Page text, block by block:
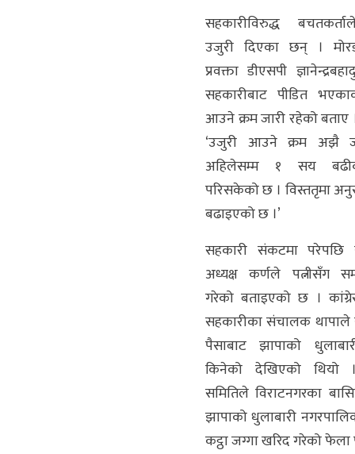
सहकारीविरुद्ध
उजुरी दिएका छन् ।
प्रवक्ता डीएसपी
सहकारीबाट पीडित
आउने क्रम जारी रहेको
‘उजुरी आउने क्रम अझै
अहिलेसम्म १ सय
परिसकेको छ । विस्ततृमा
बढाइएको छ ।’
सहकारी संकटमा परेपछि
अध्यक्ष कर्णले पत्नीसँग
गरेको बताइएको छ ।
सहकारीका संचालक थापाले
पैसाबाट झापाको
किनेको देखिएको थियो
समितिले विराटनगरका
झापाको धुलाबारी
कट्ठा जग्गा खरिद गरेको फेला